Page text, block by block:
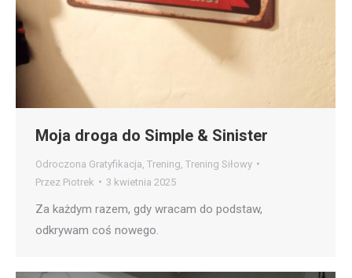
Moja droga do Simple & Sinister
Odroczona Gratyfikacja Trening Trening Siłowy
Przez Piotrek 3 kwietnia 2025
Za każdym razem, gdy wracam do podstaw,
odkrywam coś nowego.